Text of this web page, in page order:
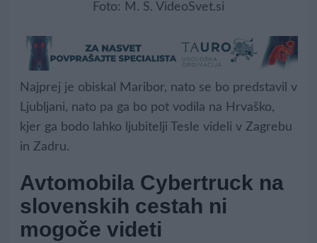
Foto: M. S. VideoSvet.si
Najprej je obiskal Maribor, nato se bo predstavil v
Ljubljani, nato pa ga bo pot vodila na Hrvaško,
kjer ga bodo lahko ljubitelji Tesle videli v Zagrebu
in Zadru.
Avtomobila Cybertruck na
slovenskih cestah ni
mogoče videti